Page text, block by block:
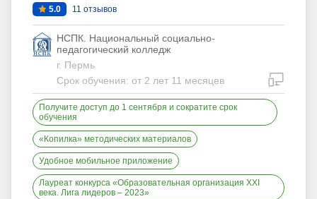
5.0
11 отзывов
НСПК. Национальный социально-
педагогический колледж
г. Пермь
Срок обучения: от 2 лет 11 месяцев
Получите доступ до 1 сентября и сократите срок
обучения
«Копилка» методических материалов
Удобное мобильное приложение
Лауреат конкурса «Образовательная организация XXI
века. Лига лидеров – 2023»